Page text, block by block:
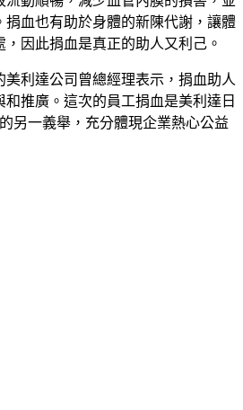
捐血也有助於身體的新陳代謝，讓體
因此捐血是真正的助人又利己。
美利達公司曾總經理表示，捐血助人
推廣。這次的員工捐血是美利達日
另一義舉，充分體現企業熱心公益